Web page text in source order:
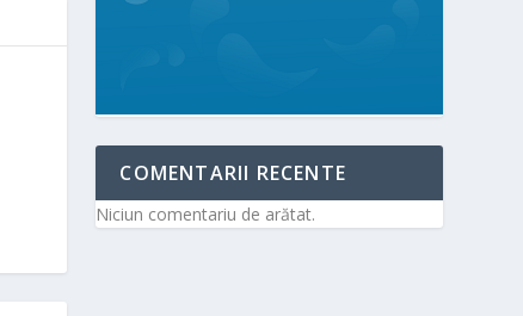
COMENTARII RECENTE
Niciun comentariu de arătat.